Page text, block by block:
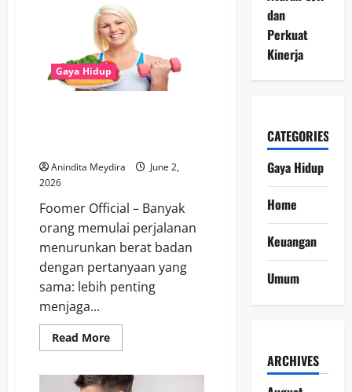
Rodrigo
Tampil
Memukau
dengan
Gaun
Vintage
Peggy
Moffitt,
Menghidupkan
Gaya Hidup
Anindita Meydira
June 2,
2026
Foomer Official – Banyak
orang memulai perjalanan
menurunkan berat badan
dengan pertanyaan yang
sama: lebih penting
menjaga...
Read MoreRead
more
atau
dan
Perkuat
Kinerja
CATEGORIES
Gaya Hidup
Home
Keuangan
Umum
ARCHIVES